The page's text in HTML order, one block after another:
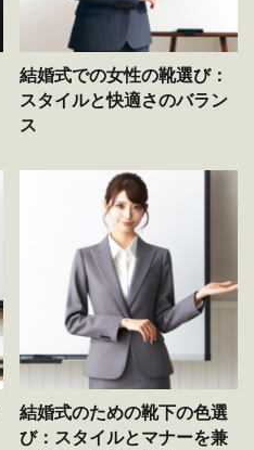
結婚式での女性の靴選び：
スタイルと快適さのバラン
ス
結婚式のための靴下の色選
び：スタイルとマナーを兼